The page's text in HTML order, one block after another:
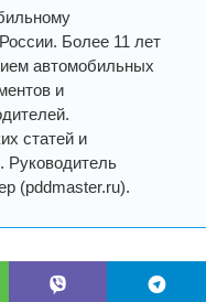
Более 11 лет
автомобильных
и
статей и
Руководитель
(pddmaster.ru).